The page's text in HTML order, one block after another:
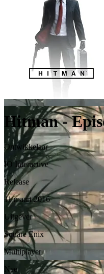
Hitman -
Ontwikkelaar
IO Interactive
Release
11 maart 2016
Uitgever
Square Enix
Multiplayer
Nee